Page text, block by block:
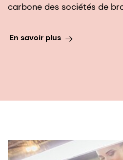
carbone des sociétés de
En savoir plus